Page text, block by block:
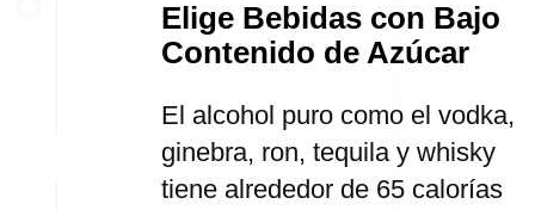
Elige Bebidas con Bajo
Contenido de Azúcar
El alcohol puro como el vodka,
ginebra, ron, tequila y whisky
tiene alrededor de 65 calorías